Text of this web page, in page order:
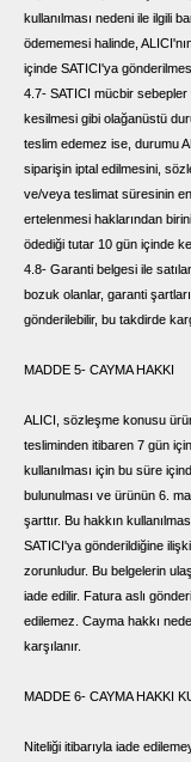
kullanılması nedeni ile ilgili
ödememesi halinde,
içinde SATICI'ya
4.7- SATICI mücbir sebepler
kesilmesi gibi olağanüstü
teslim edemez ise, durumu
siparişin iptal edilmesini,
ve/veya teslimat süresinin
ertelenmesi haklarından
ödediği tutar 10 gün içinde
4.8- Garanti belgesi ile
bozuk olanlar, garanti
gönderilebilir, bu takdirde
MADDE 5- CAYMA HAKKI
ALICI, sözleşme konusu
tesliminden itibaren 7 gün
kullanılması için bu süre
bulunulması ve ürünün 6.
şarttır. Bu hakkın
SATICI'ya gönderildiğine
zorunludur. Bu belgelerin
iade edilir. Fatura aslı
edilemez. Cayma hakkı
karşılanır.
MADDE 6- CAYMA HAKKI
Niteliği itibarıyla iade